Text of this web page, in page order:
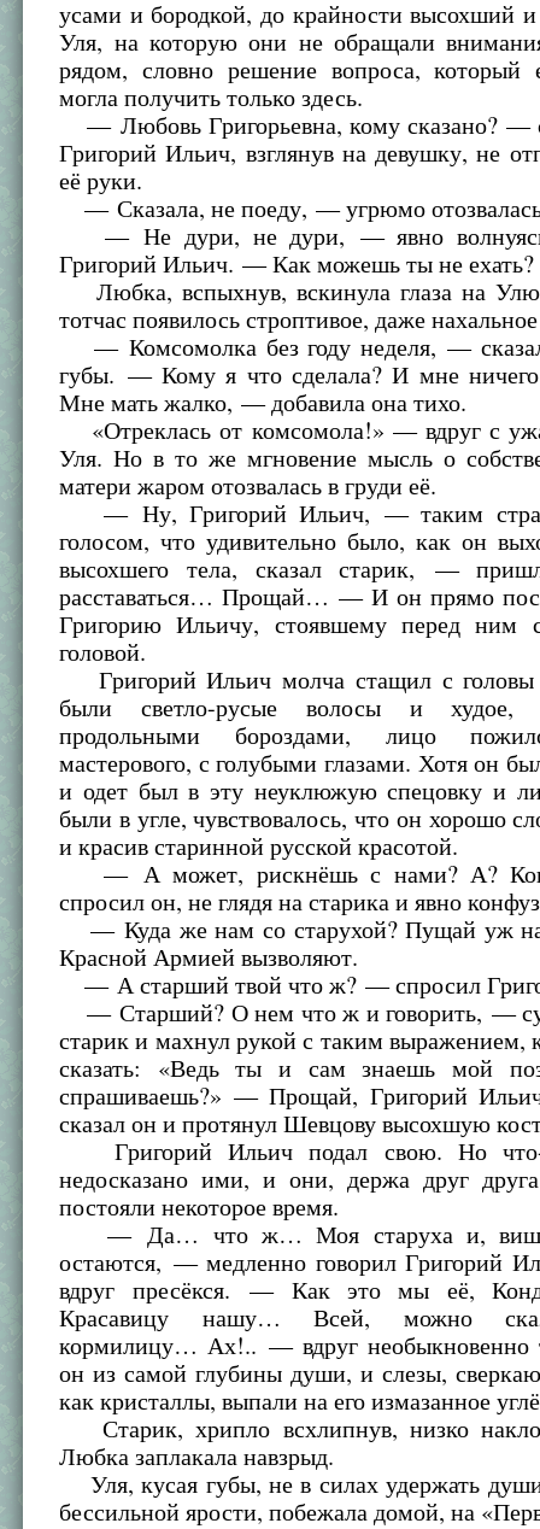
усами и бородкой, до крайности высохший
Уля, на которую они не обращали
рядом, словно решение вопроса,
могла получить только здесь.
— Любовь Григорьевна, кому сказано? —
Григорий Ильич, взглянув на девушку, не
её руки.
— Сказала, не поеду, — угрюмо
— Не дури, не дури, — явно
Григорий Ильич. — Как можешь ты не
Любка, вспыхнув, вскинула глаза на
тотчас появилось строптивое, даже
— Комсомолка без году неделя, —
губы. — Кому я что сделала? И мне
Мне мать жалко, — добавила она тихо.
«Отреклась от комсомола!» — вдруг с
Уля. Но в то же мгновение мысль о
матери жаром отозвалась в груди её.
— Ну, Григорий Ильич, — таким
голосом, что удивительно было, как он
высохшего тела, сказал старик, —
расставаться… Прощай… — И он прямо
Григорию Ильичу, стоявшему перед ним
головой.
Григорий Ильич молча стащил с головы
были светло-русые волосы и худое,
продольными бороздами, лицо
мастерового, с голубыми глазами. Хотя он
и одет был в эту неуклюжую спецовку и
были в угле, чувствовалось, что он хорошо
и красив старинной русской красотой.
— А может, рискнёшь с нами? А?
спросил он, не глядя на старика и явно
— Куда же нам со старухой? Пущай уж
Красной Армией вызволяют.
— А старший твой что ж? — спросил
— Старший? О нем что ж и говорить, —
старик и махнул рукой с таким выражением,
сказать: «Ведь ты и сам знаешь мой
спрашиваешь?» — Прощай, Григорий
сказал он и протянул Шевцову высохшую
Григорий Ильич подал свою. Но
недосказано ими, и они, держа друг
постояли некоторое время.
— Да… что ж… Моя старуха и,
остаются, — медленно говорил Григорий
вдруг пресёкся. — Как это мы её,
Красавицу нашу… Всей, можно
кормилицу… Ах!.. — вдруг необыкновенно
он из самой глубины души, и слезы,
как кристаллы, выпали на его измазанное
Старик, хрипло всхлипнув, низко
Любка заплакала навзрыд.
Уля, кусая губы, не в силах удержать
бессильной ярости, побежала домой, на